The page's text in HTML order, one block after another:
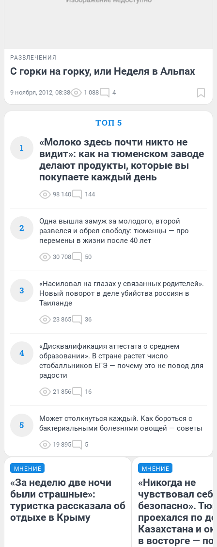
РАЗВЛЕЧЕНИЯ
С горки на горку, или Неделя в Альпах
9 ноября, 2012, 08:38 1 088 4
ТОП 5
1
«Молоко здесь почти никто не
видит»: как на тюменском заводе
делают продукты, которые вы
покупаете каждый день
98 140 144
2
Одна вышла замуж за молодого, второй
развелся и обрел свободу: тюменцы — про
перемены в жизни после 40 лет
30 708 50
3
«Насиловал на глазах у связанных родителей».
Новый поворот в деле убийства россиян в
Таиланде
23 865 36
4
«Дисквалификация аттестата о среднем
образовании». В стране растет число
стобалльников ЕГЭ — почему это не повод для
радости
21 856 16
5
Может столкнуться каждый. Как бороться с
бактериальными болезнями овощей — советы
19 895 5
МНЕНИЕ
«За неделю две ночи
были страшные»:
туристка рассказала об
отдыхе в Крыму
МНЕНИЕ
«Никогда не
чувствовал
безопасно».
проехался по
Казахстана и
в восторге —